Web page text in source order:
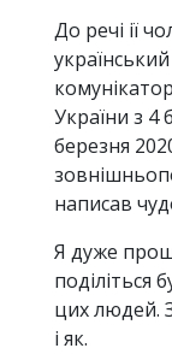
До речі ії
України з 4
березня
написав
Я дуже
поділіться
цих людей.
і як.